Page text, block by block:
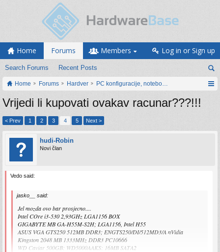
Home Forums
Search Forums Recent Posts
Members Log in or Sign up
Home Forums Hardver PC konfiguracije, notebook računari, servis
Vrijedi li kupovati ovakav racunar???!!!
< Prev 1 2 3 4 5 Next >
hudi-Robin
Novi član
Vedo said:
jasko__ said:
Jel mozda ovo bar prosjecno....
Intel COre i3-530 2,93GHz LGA1156 BOX
GIGABYTE MB GA-H55M-S2H; LGA1156, Intel H55
ASUS VGA GTS250 512MB DDR3; ENGTS250/DI/512MD3/A nVidia
Kingston 2048 MB 1333MHz DDR3 PC10666
WD Caviar 500GB: WD5000AAKS: 16MB SATA2